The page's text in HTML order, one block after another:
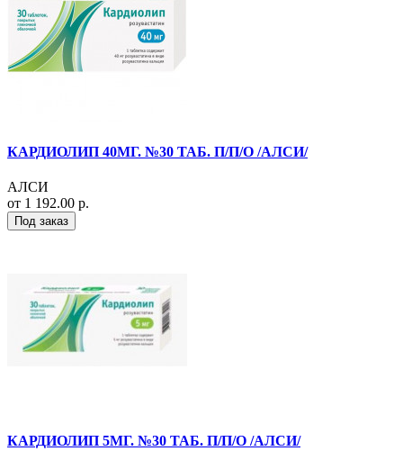
КАРДИОЛИП 40МГ. №30 ТАБ. П/П/О /АЛСИ/
АЛСИ
от 1 192.00 р.
Под заказ
КАРДИОЛИП 5МГ. №30 ТАБ. П/П/О /АЛСИ/